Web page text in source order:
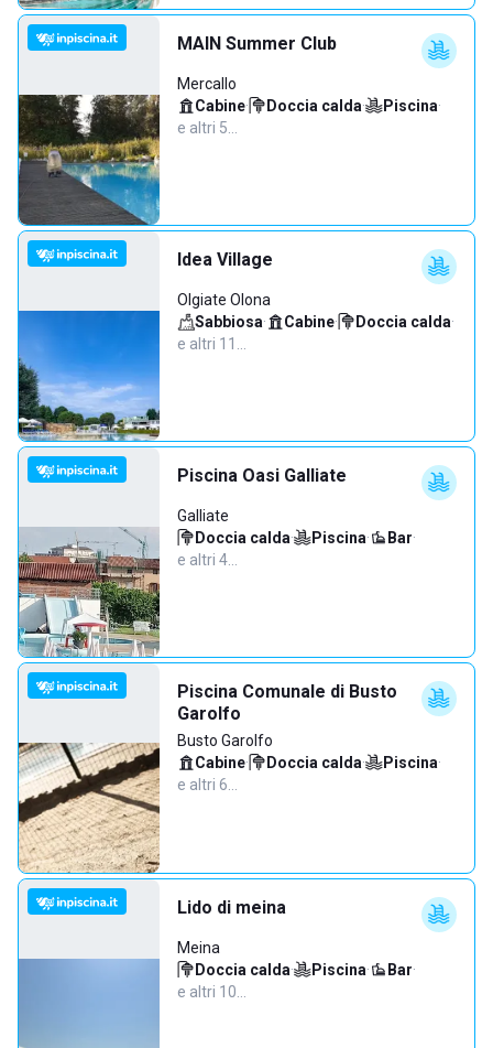
MAIN Summer Club
Mercallo
Cabine· Doccia calda· Piscina·
e altri 5…
Idea Village
Olgiate Olona
Sabbiosa· Cabine· Doccia calda·
e altri 11…
Piscina Oasi Galliate
Galliate
Doccia calda· Piscina· Bar·
e altri 4…
Piscina Comunale di Busto
Garolfo
Busto Garolfo
Cabine· Doccia calda· Piscina·
e altri 6…
Lido di meina
Meina
Doccia calda· Piscina· Bar·
e altri 10…